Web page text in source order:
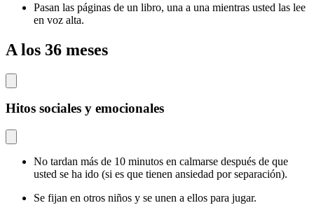
Pasan las páginas de un libro, una a una mientras usted las lee
en voz alta.
A los 36 meses
Hitos sociales y emocionales
No tardan más de 10 minutos en calmarse después de que
usted se ha ido (si es que tienen ansiedad por separación).
Se fijan en otros niños y se unen a ellos para jugar.